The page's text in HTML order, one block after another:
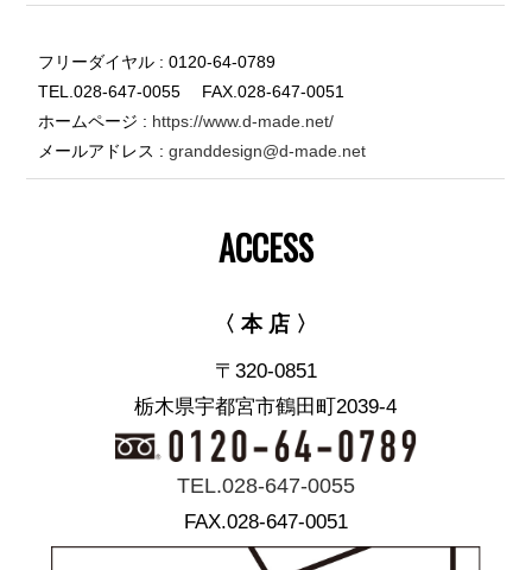
フリーダイヤル : 0120-64-0789
TEL.028-647-0055 FAX.028-647-0051
ホームページ : https://www.d-made.net/
メールアドレス :granddesign@d-made.net
ACCESS
〈 本 店 〉
〒320-0851
栃木県宇都宮市鶴田町2039-4
TEL.028-647-0055
FAX.028-647-0051